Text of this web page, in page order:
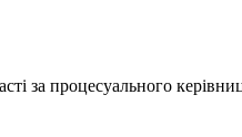
за процесуального